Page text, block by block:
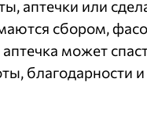
аптечки или
сбором,
может